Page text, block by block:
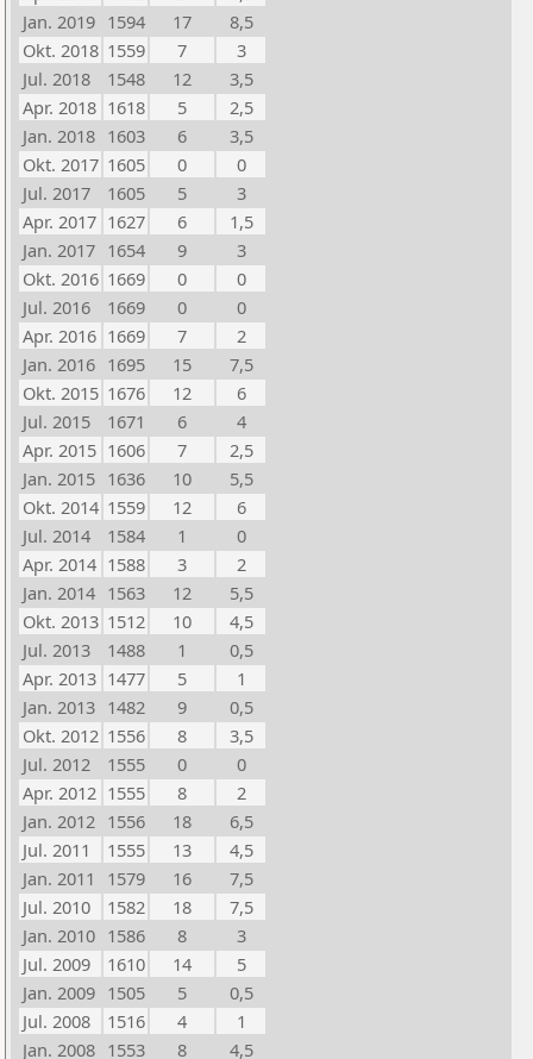
Jan. 2019 1594 17
8,5
Okt. 2018 1559 7
3
Jul. 2018
1548 12
3,5
Apr. 2018 1618 5
2,5
Jan. 2018 1603 6
3,5
Okt. 2017 1605 0
0
Jul. 2017
1605 5
3
Apr. 2017 1627 6
1,5
Jan. 2017 1654 9
3
Okt. 2016 1669 0
0
Jul. 2016
1669 0
0
Apr. 2016 1669 7
2
Jan. 2016 1695 15
7,5
Okt. 2015 1676 12
6
Jul. 2015
1671 6
4
Apr. 2015 1606 7
2,5
Jan. 2015 1636 10
5,5
Okt. 2014 1559 12
6
Jul. 2014
1584 1
0
Apr. 2014 1588 3
2
Jan. 2014 1563 12
5,5
Okt. 2013 1512 10
4,5
Jul. 2013
1488 1
0,5
Apr. 2013 1477 5
1
Jan. 2013 1482 9
0,5
Okt. 2012 1556 8
3,5
Jul. 2012
1555 0
0
Apr. 2012 1555 8
2
Jan. 2012 1556 18
6,5
Jul. 2011
1555 13
4,5
Jan. 2011
1579 16
7,5
Jul. 2010
1582 18
7,5
Jan. 2010 1586 8
3
Jul. 2009
1610 14
5
Jan. 2009 1505 5
0,5
Jul. 2008
1516 4
1
Jan. 2008 1553 8 4,5